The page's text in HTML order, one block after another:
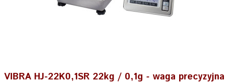
VIBRA HJ-22K0,1SR 22kg / 0,1g - waga precyzyjna